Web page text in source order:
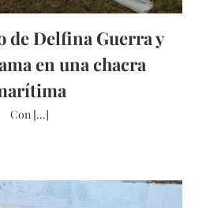
de Delfina Guerra y
en una chacra
Con [...]